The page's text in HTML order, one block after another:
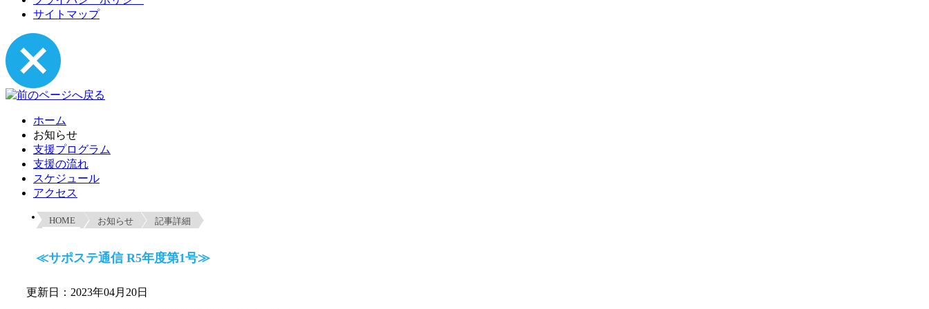
サイトマップ
ホーム
お知らせ
支援プログラム
支援の流れ
スケジュール
アクセス
HOME お知らせ 記事詳細
≪サポステ通信 R5年度第1号≫
更新日：2023年04月20日